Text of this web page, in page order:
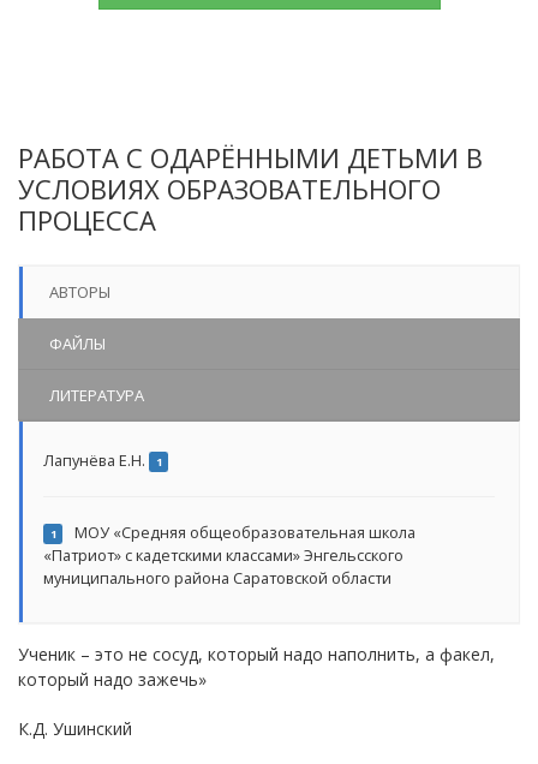
РАБОТА С ОДАРЁННЫМИ ДЕТЬМИ В
УСЛОВИЯХ ОБРАЗОВАТЕЛЬНОГО
ПРОЦЕССА
АВТОРЫ
ФАЙЛЫ
ЛИТЕРАТУРА
Лапунёва Е.Н. 1
1
МОУ «Средняя общеобразовательная школа
«Патриот» с кадетскими классами» Энгельсского
муниципального района Саратовской области
Ученик – это не сосуд, который надо наполнить, а факел,
который надо зажечь»
К.Д. Ушинский